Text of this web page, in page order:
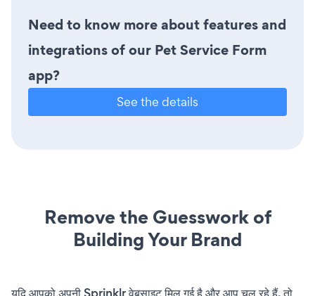
Need to know more about features and
integrations of our Pet Service Form
app?
See the details
Remove the Guesswork of
Building Your Brand